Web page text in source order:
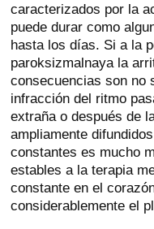
caracterizados por la
puede durar como
hasta los días. Si a la
paroksizmalnaya la
consecuencias son no
infracción del ritmo
extraña o después de
ampliamente
constantes es mucho
estables a la terapia
constante en el
considerablemente el